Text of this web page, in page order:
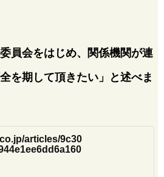
員会をはじめ、関係機関が連
を期して頂きたい」と述べま
articles/9c30